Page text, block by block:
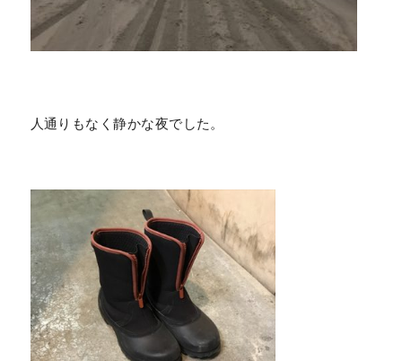
人通りもなく静かな夜でした。